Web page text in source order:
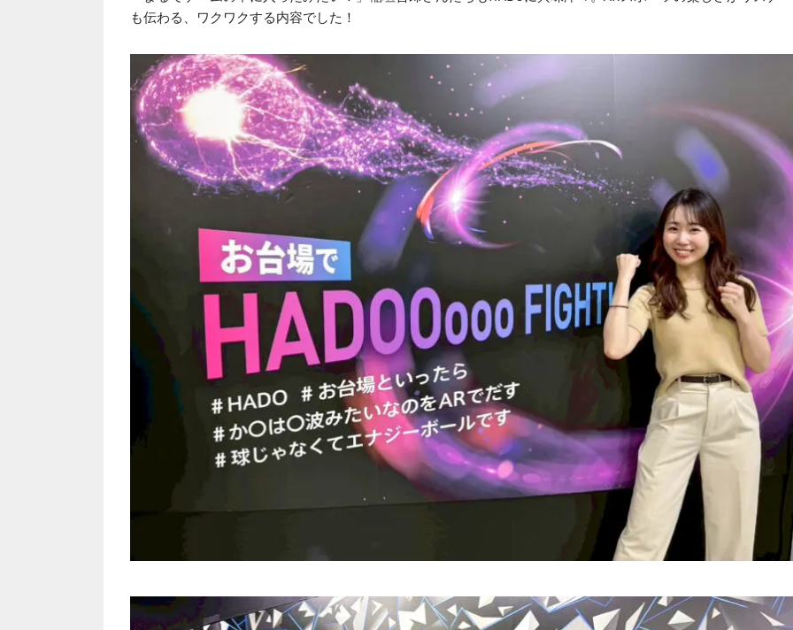
も伝わる、ワクワクする内容でした！